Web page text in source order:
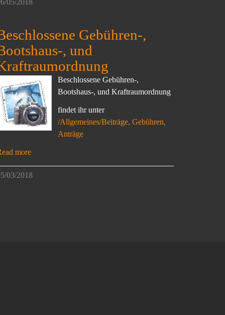
Gebühren-,
, und
Beschlossene Gebühren-,
Bootshaus-, und Kraftraumordnung
findet ihr unter
/Allgemeines/Beiträge, Gebühren,
Anträge
more
03/2018